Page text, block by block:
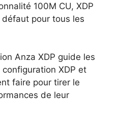
100M CU, XDP
pour tous les
Anza XDP guide les
XDP et
faire pour tirer le
de leur